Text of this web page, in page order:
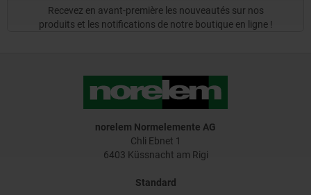
Recevez en avant-première les nouveautés sur nos
produits et les notifications de notre boutique en ligne !
norelem Normelemente AG
Chli Ebnet 1
6403 Küssnacht am Rigi
Standard